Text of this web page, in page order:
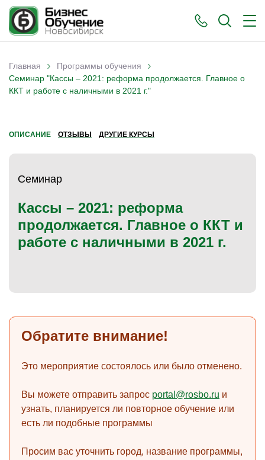
Вы здесь
Главная › Программы обучения ›
Семинар "Кассы – 2021: реформа продолжается. Главное о
ККТ и работе с наличными в 2021 г."
ОПИСАНИЕ ОТЗЫВЫ ДРУГИЕ КУРСЫ
Семинар
Кассы – 2021: реформа
продолжается. Главное о ККТ и
работе с наличными в 2021 г.
Обратите внимание!
Это мероприятие состоялось или было отменено.
Вы можете отправить запрос portal@rosbo.ru и
узнать, планируется ли повторное обучение или
есть ли подобные программы
Просим вас уточнить город, название программы,